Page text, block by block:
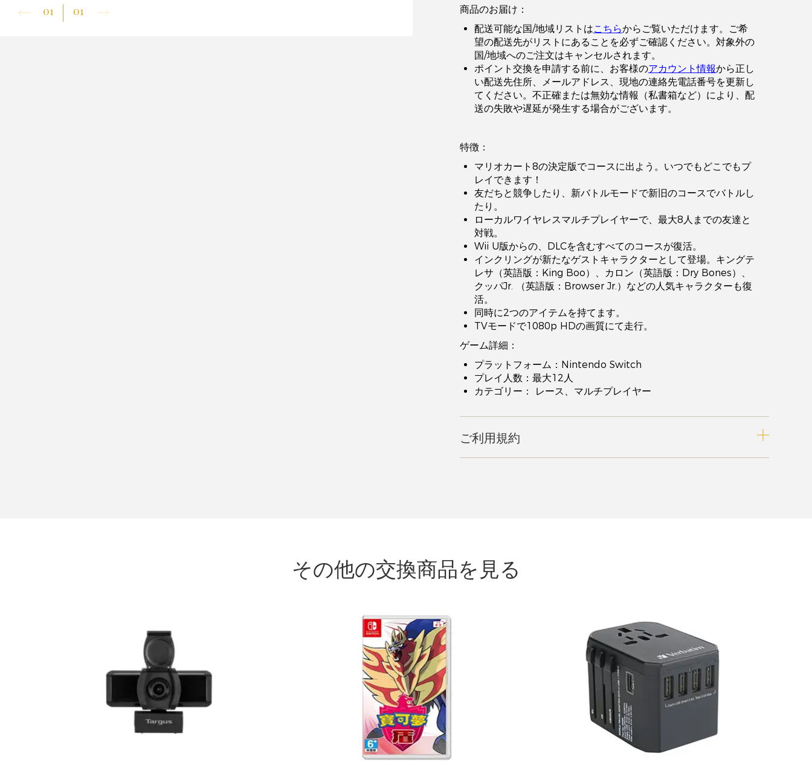
01 01
商品のお届け：
配送可能な国/地域リストはこちらからご覧いただけます。ご希
望の配送先がリストにあることを必ずご確認ください。対象外の
国/地域へのご注文はキャンセルされます。
ポイント交換を申請する前に、お客様のアカウント情報から正し
い配送先住所、メールアドレス、現地の連絡先電話番号を更新し
てください。不正確または無効な情報（私書箱など）により、配
送の失敗や遅延が発生する場合がございます。
特徴：
マリオカート8の決定版でコースに出よう。いつでもどこでもプ
レイできます！
友だちと競争したり、新バトルモードで新旧のコースでバトルし
たり。
ローカルワイヤレスマルチプレイヤーで、最大8人までの友達と
対戦。
Wii U版からの、DLCを含むすべてのコースが復活。
インクリングが新たなゲストキャラクターとして登場。キングテ
レサ（英語版：King Boo）、カロン（英語版：Dry Bones）、
クッパJr. （英語版：Browser Jr.）などの人気キャラクターも復
活。
同時に2つのアイテムを持てます。
TVモードで1080p HDの画質にて走行。
ゲーム詳細：
プラットフォーム：Nintendo Switch
プレイ人数：最大12人
カテゴリー： レース、マルチプレイヤー
ご利用規約
その他の交換商品を見る